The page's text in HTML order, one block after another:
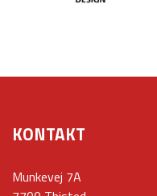
KONTAKT
Munkevej 7A